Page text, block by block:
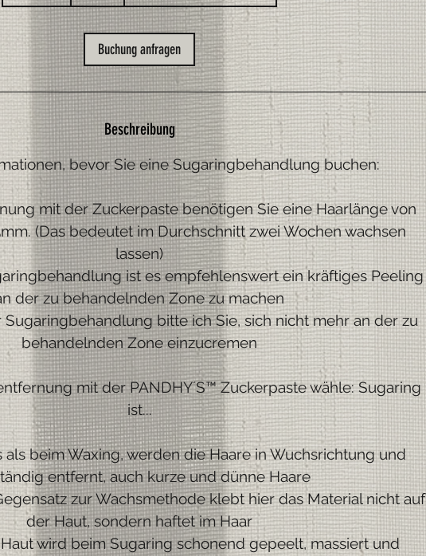
M
i
n
.
Buchung anfragen
Beschreibung
bevor Sie eine Sugaringbehandlung buchen:
mit der Zuckerpaste benötigen Sie eine Haarlänge von
(Das bedeutet im Durchschnitt zwei Wochen wachsen
lassen)
ist es empfehlenswert ein kräftiges Peeling
der zu behandelnden Zone zu machen
bitte ich Sie, sich nicht mehr an der zu
behandelnden Zone einzucremen
mit der PANDHY´S™ Zuckerpaste wähle: Sugaring
ist...
beim Waxing, werden die Haare in Wuchsrichtung und
entfernt, auch kurze und dünne Haare
zur Wachsmethode klebt hier das Material nicht auf
der Haut, sondern haftet im Haar
wird beim Sugaring schonend gepeelt, massiert und